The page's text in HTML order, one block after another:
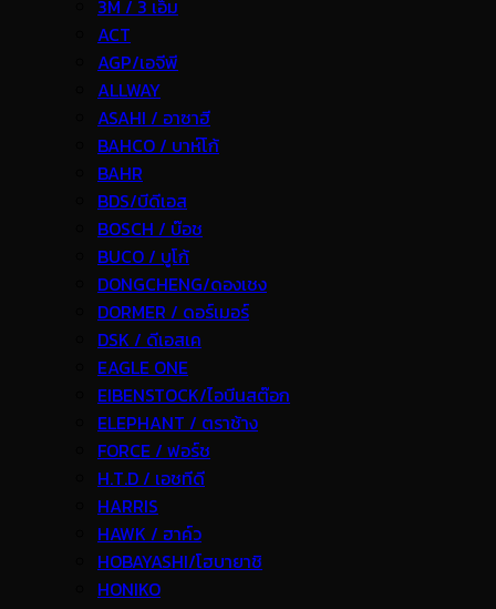
3M / 3 เอ็ม
ACT
AGP/เอจีพี
ALLWAY
ASAHI / อาซาฮี
BAHCO / บาห์โก้
BAHR
BDS/บีดีเอส
BOSCH / บ๊อช
BUCO / บูโก้
DONGCHENG/ดองเชง
DORMER / ดอร์เมอร์
DSK / ดีเอสเค
EAGLE ONE
EIBENSTOCK/ไอบีนสต๊อก
ELEPHANT / ตราช้าง
FORCE / ฟอร์ช
H.T.D / เอชทีดี
HARRIS
HAWK / ฮาค์ว
HOBAYASHI/โฮบายาชิ
HONIKO